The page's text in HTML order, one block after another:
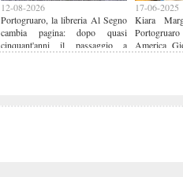
12-08-2026
Portogruaro, la libreria Al Segno
cambia pagina: dopo quasi
cinquant'anni il passaggio a
17-06-2025
Kiara
America